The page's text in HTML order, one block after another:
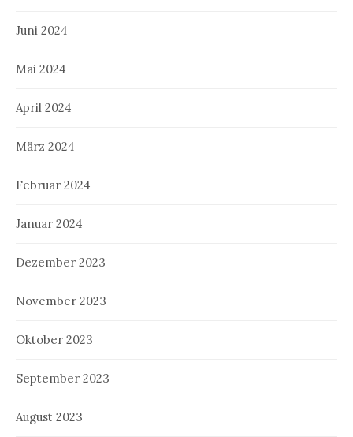
Juni 2024
Mai 2024
April 2024
März 2024
Februar 2024
Januar 2024
Dezember 2023
November 2023
Oktober 2023
September 2023
August 2023